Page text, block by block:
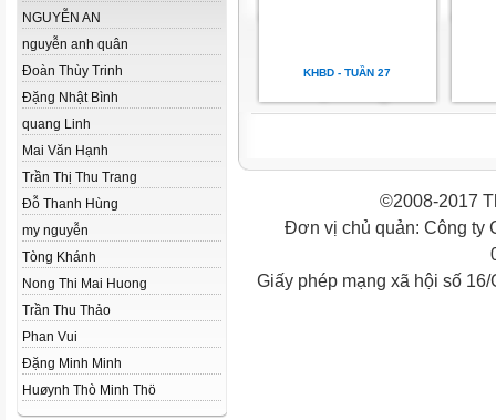
NGUYỄN AN
nguyễn anh quân
Đoàn Thùy Trinh
Đặng Nhật Bình
quang Linh
Mai Văn Hạnh
Trần Thị Thu Trang
Đỗ Thanh Hùng
my nguyễn
Tòng Khánh
Nong Thi Mai Huong
Trần Thu Thảo
Phan Vui
Đặng Minh Minh
Huøynh Thò Minh Thö
KHBD - TUẦN 27
©2008-2017
Đơn vị chủ quản: Công ty
Giấy phép mạng xã hội số